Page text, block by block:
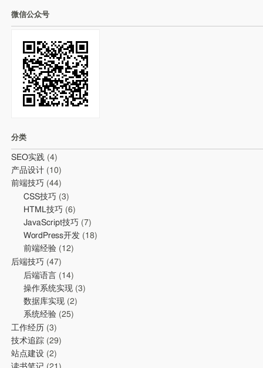
微信公众号
分类
SEO实践 (4)
产品设计 (10)
前端技巧 (44)
CSS技巧 (3)
HTML技巧 (6)
JavaScript技巧 (7)
WordPress开发 (18)
前端经验 (12)
后端技巧 (47)
后端语言 (14)
操作系统实现 (3)
数据库实现 (2)
系统经验 (25)
工作经历 (3)
技术追踪 (29)
站点建设 (2)